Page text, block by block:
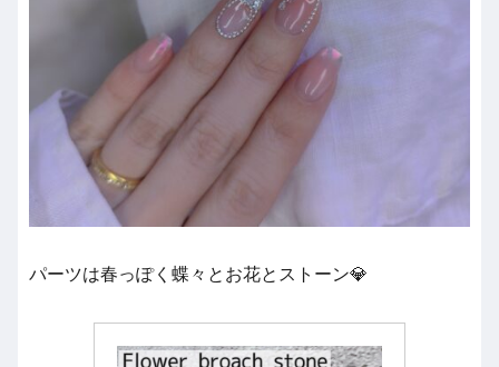
パーツは春っぽく蝶々とお花とストーン💎